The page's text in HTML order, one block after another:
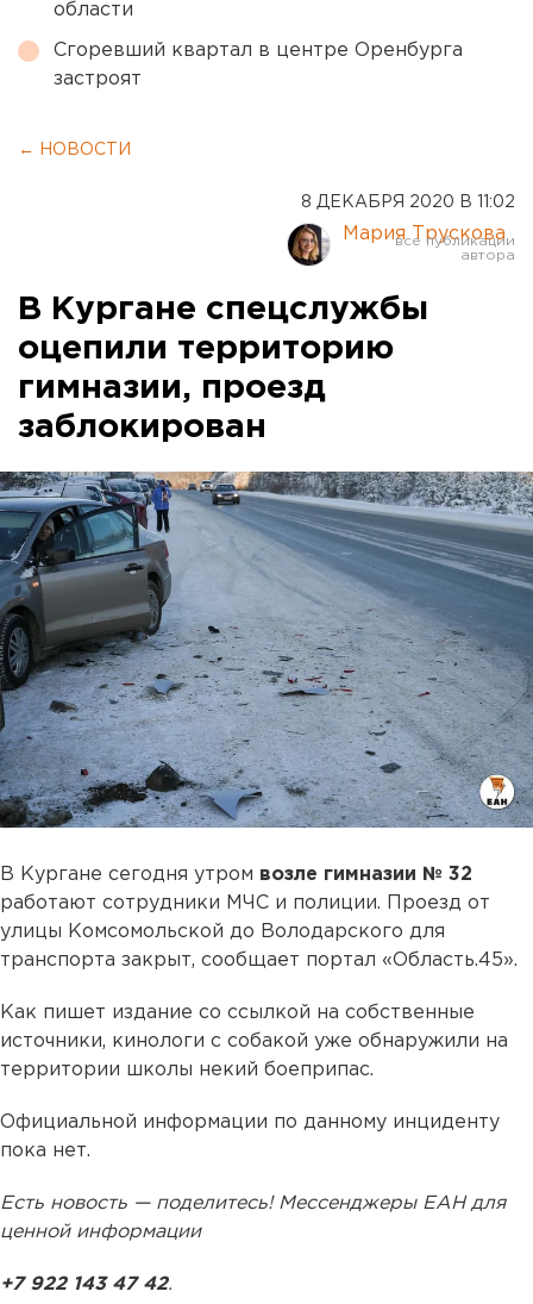
области
Сгоревший квартал в центре Оренбурга
застроят
← НОВОСТИ
8 ДЕКАБРЯ 2020 В 11:02
Мария Трускова
В Кургане спецслужбы
оцепили территорию
гимназии, проезд
заблокирован
В Кургане сегодня утром возле гимназии № 32
работают сотрудники МЧС и полиции. Проезд от
улицы Комсомольской до Володарского для
транспорта закрыт, сообщает портал «Область.45».
Как пишет издание со ссылкой на собственные
источники, кинологи с собакой уже обнаружили на
территории школы некий боеприпас.
Официальной информации по данному инциденту
пока нет.
Есть новость — поделитесь! Мессенджеры ЕАН для
ценной информации
+7 922 143 47 42.